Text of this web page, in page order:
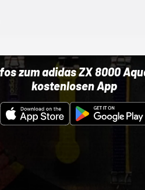
zum adidas ZX 8000
kostenlosen App